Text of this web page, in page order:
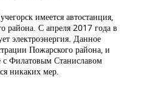
имеется автостанция,
района. С апреля 2017 года в
электроэнергия. Данное
Пожарского района, и
с Филатовым Станиславом
никаких мер.